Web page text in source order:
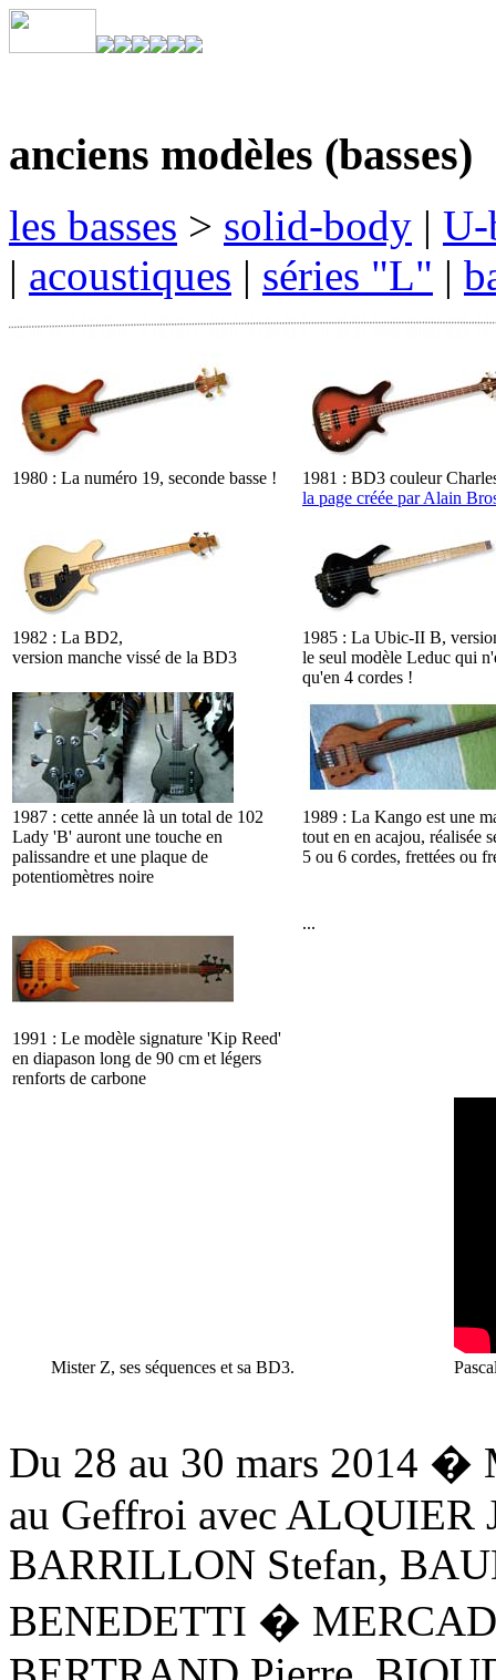
anciens modèles (basses)
les basses > solid-body | U-
| acoustiques | séries "L" |
1980 : La numéro 19, seconde basse !
1981 : BD3 couleur
la page créée par Alain
1982 : La BD2,
version manche vissé de la BD3
1985 : La Ubic-II B,
le seul modèle Leduc qui
qu'en 4 cordes !
1987 : cette année là un total de 102
Lady 'B' auront une touche en
palissandre et une plaque de
potentiomètres noire
1989 : La Kango est une
tout en en acajou, réalisée
5 ou 6 cordes, frettées ou
1991 : Le modèle signature 'Kip Reed'
en diapason long de 90 cm et légers
renforts de carbone
...
Mister Z, ses séquences et sa BD3.
Du 28 au 30 mars 2014 �
au Geffroi avec ALQUIER
BARRILLON Stefan,
BENEDETTI �